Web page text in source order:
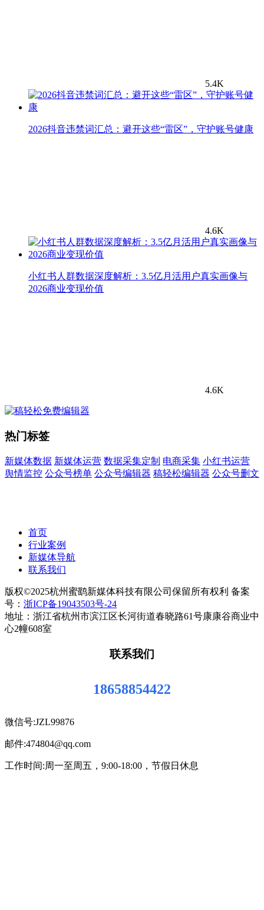
5.4K
2026抖音违禁词汇总：避开这些“雷区”，守护账号健康
4.6K
小红书人群数据深度解析：3.5亿月活用户真实画像与
2026商业变现价值
4.6K
热门标签
新媒体数据 新媒体运营 数据采集定制 电商采集 小红书运营
舆情监控 公众号榜单 公众号编辑器 稿轻松编辑器 公众号删文
首页
行业案例
新媒体导航
联系我们
版权©2025杭州蜜鹞新媒体科技有限公司保留所有权利 备案
号： 浙ICP备19043503号-24
地址：浙江省杭州市滨江区长河街道春晓路61号康康谷商业中
心2幢608室
联系我们
18658854422
微信号:JZL99876
邮件:474804@qq.com
工作时间:周一至周五，9:00-18:00，节假日休息